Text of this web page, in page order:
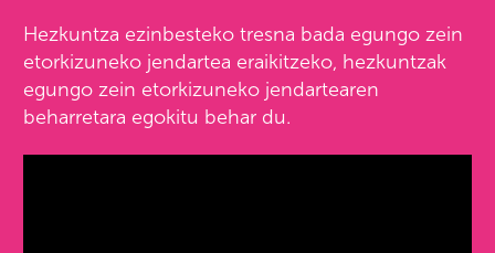
Hezkuntza ezinbesteko tresna bada egungo zein
etorkizuneko jendartea eraikitzeko, hezkuntzak
egungo zein etorkizuneko jendartearen
beharretara egokitu behar du.